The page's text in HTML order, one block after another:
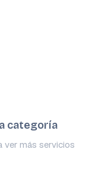
categoría
ver más servicios